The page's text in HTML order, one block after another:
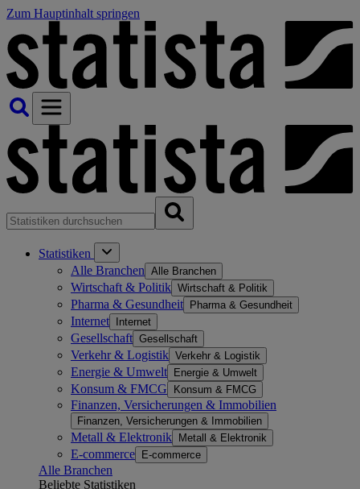
Zum Hauptinhalt springen
Statistiken
Alle Branchen Alle Branchen
Wirtschaft & Politik Wirtschaft & Politik
Pharma & Gesundheit Pharma & Gesundheit
Internet Internet
Gesellschaft Gesellschaft
Verkehr & Logistik Verkehr & Logistik
Energie & Umwelt Energie & Umwelt
Konsum & FMCG Konsum & FMCG
Finanzen, Versicherungen & Immobilien
Finanzen, Versicherungen & Immobilien
Metall & Elektronik Metall & Elektronik
E-commerce E-commerce
Alle Branchen
Beliebte Statistiken